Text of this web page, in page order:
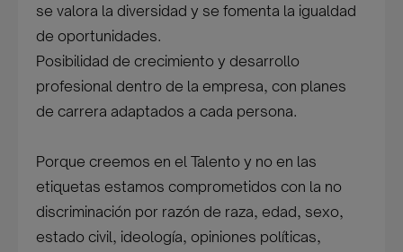
se valora la diversidad y se fomenta la igualdad
de oportunidades.
Posibilidad de crecimiento y desarrollo
profesional dentro de la empresa, con planes
de carrera adaptados a cada persona.
Porque creemos en el Talento y no en las
etiquetas estamos comprometidos con la no
discriminación por razón de raza, edad, sexo,
estado civil, ideología, opiniones políticas,